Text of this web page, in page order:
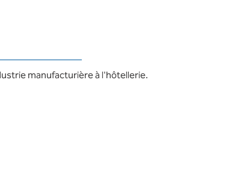
manufacturière à l'hôtellerie.